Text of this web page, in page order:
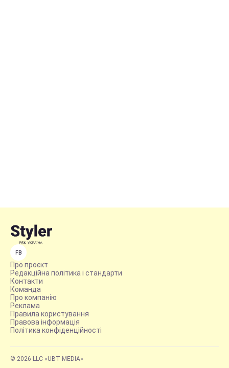
FB
Про проєкт
Редакційна політика і стандарти
Контакти
Команда
Про компанію
Реклама
Правила користування
Правова інформація
Політика конфіденційності
© 2026 LLC «UBT MEDIA»